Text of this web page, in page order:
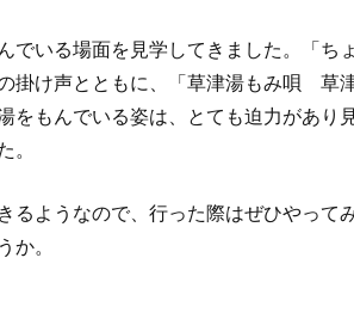
でいる場面を見学してきました。「ち
掛け声とともに、「草津湯もみ唄 草
をもんでいる姿は、とても迫力があり
。
るようなので、行った際はぜひやって
か。